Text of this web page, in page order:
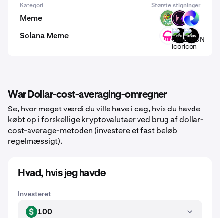
Kategori Største stigninger
Meme PODGE Z TUT
Solana Meme JLY CHIC BISON
War Dollar-cost-averaging-omregner
Se, hvor meget værdi du ville have i dag, hvis du havde
købt op i forskellige kryptovalutaer ved brug af dollar-
cost-average-metoden (investere et fast beløb
regelmæssigt).
Hvad, hvis jeg havde
Investeret
USD 100